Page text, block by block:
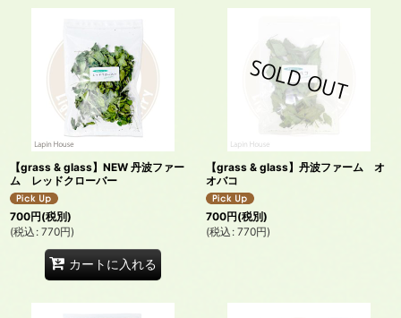
【grass & glass】NEW 丹波ファー
ム レッドクローバー
700円(税別)
(税込 : 770円)
カートに入れる
【grass & glass】丹波ファーム オ
オバコ
700円(税別)
(税込 : 770円)